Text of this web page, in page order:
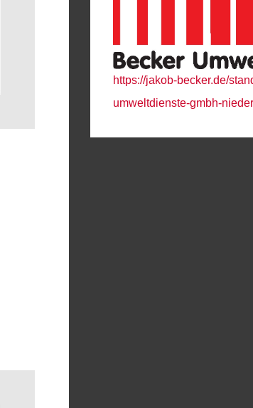
https://jakob-becker.de/
umweltdienste-gmbh-